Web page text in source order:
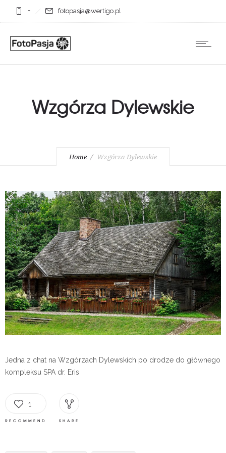
+ fotopasja@wertigo.pl
Wzgórza Dylewskie
Home Wzgórza Dylewskie
Jedna z chat na Wzgórzach Dylewskich po drodze do głównego
kompleksu SPA dr. Eris
1
RECOMMEND SHARE